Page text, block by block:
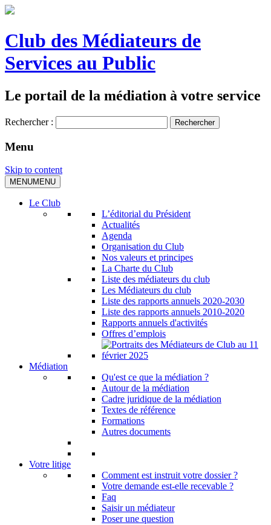
Club des Médiateurs de
Services au Public
Le portail de la médiation à votre service
Rechercher :
Menu
Skip to content
MENUMENU
Le Club
L’éditorial du Président
Actualités
Agenda
Organisation du Club
Nos valeurs et principes
La Charte du Club
Liste des médiateurs du club
Les Médiateurs du club
Liste des rapports annuels 2020-2030
Liste des rapports annuels 2010-2020
Rapports annuels d'activités
Offres d’emplois
Médiation
Qu'est ce que la médiation ?
Autour de la médiation
Cadre juridique de la médiation
Textes de référence
Formations
Autres documents
Votre litige
Comment est instruit votre dossier ?
Votre demande est-elle recevable ?
Faq
Saisir un médiateur
Poser une question